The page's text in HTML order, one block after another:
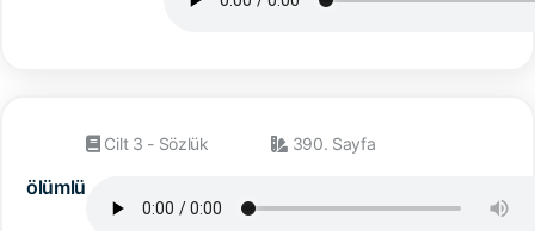
ölümlü
Cilt 3 - Sözlük 390. Sayfa